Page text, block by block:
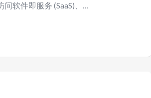
软件即服务 (SaaS)、…